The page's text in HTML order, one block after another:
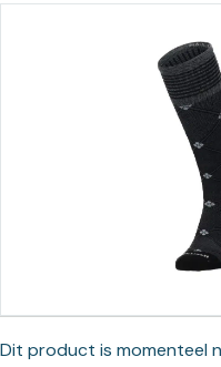
Dit product is momenteel